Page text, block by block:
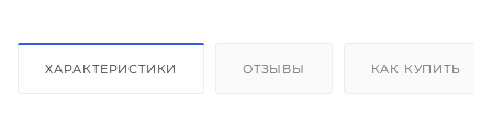
ХАРАКТЕРИСТИКИ ОТЗЫВЫ КАК КУПИТЬ